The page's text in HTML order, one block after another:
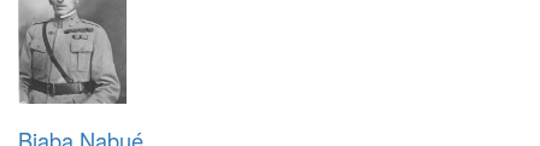
Biaba Nabué